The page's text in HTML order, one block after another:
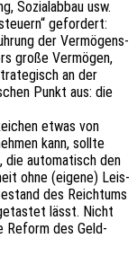
Sozi­al­ab­bau usw.
gefor­dert:
der Vermö­gens­
große Vermögen,
an der
Punkt aus: die
etwas von
kann, sollte
die auto­ma­tisch den
ohne (eigene) Leis­
des Reich­tums
lässt. Nicht
Reform des Geld-